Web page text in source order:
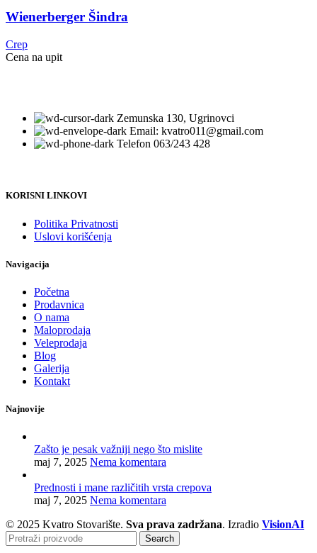
Wienerberger Šindra
Crep
Cena na upit
Zemunska 130, Ugrinovci
Email: kvatro011@gmail.com
Telefon 063/243 428
KORISNI LINKOVI
Politika Privatnosti
Uslovi korišćenja
Navigacija
Početna
Prodavnica
O nama
Maloprodaja
Veleprodaja
Blog
Galerija
Kontakt
Najnovije
Zašto je pesak važniji nego što mislite
maj 7, 2025 Nema komentara
Prednosti i mane različitih vrsta crepova
maj 7, 2025 Nema komentara
© 2025 Kvatro Stovarište. Sva prava zadržana. Izradio VisionAI
Search